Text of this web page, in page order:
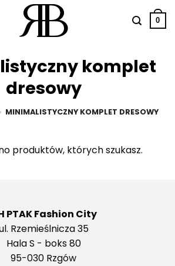
0
komplet
dresowy
MINIMALISTYCZNY KOMPLET DRESOWY
produktów, których szukasz.
PTAK Fashion City
Rzemieślnicza 35
Hala S - boks 80
95-030 Rzgów